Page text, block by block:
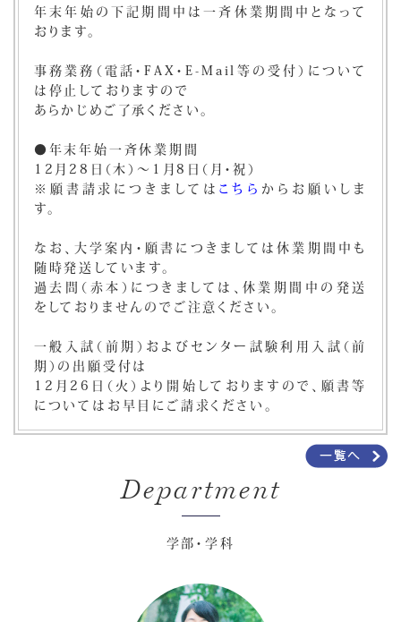
年末年始の下記期間中は一斉休業期間中となって
おります。
事務業務（電話・FAX・E-Mail等の受付）について
は停止しておりますので
あらかじめご了承ください。
●年末年始一斉休業期間
12月28日（木）～1月8日（月・祝）
※願書請求につきましては こちら からお願いしま
す。
なお、大学案内・願書につきましては休業期間中も
随時発送しています。
過去問（赤本）につきましては、休業期間中の発送
をしておりませんのでご注意ください。
一般入試（前期）およびセンター試験利用入試（前
期）の出願受付は
12月26日（火）より開始しておりますので、願書等
についてはお早目にご請求ください。
Department
学部・学科